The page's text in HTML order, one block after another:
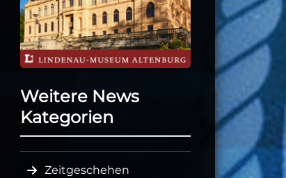
Weitere News
Kategorien
Zeitgeschehen